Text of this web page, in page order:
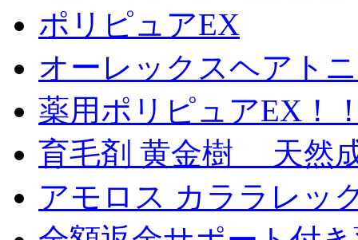
ポリピュアEX
オーレックスヘアト
薬用ポリピュアEX！
育毛剤 黄金樹 天然
アモロス カララレッ